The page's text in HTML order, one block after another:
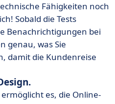
Fähigkeiten noch
Sobald die Tests
Benachrichtigungen bei
genau, was Sie
damit die Kundenreise
es, die Online-